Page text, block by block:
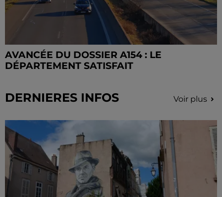
AVANCÉE DU DOSSIER A154 : LE
DÉPARTEMENT SATISFAIT
DERNIERES INFOS Voir plus